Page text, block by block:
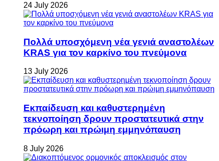
24 July 2026
Πολλά υποσχόμενη νέα γενιά αναστολέων
KRAS για τον καρκίνο του πνεύμονα
13 July 2026
Εκπαίδευση και καθυστερημένη
τεκνοποίηση δρουν προστατευτικά στην
πρόωρη και πρώιμη εμμηνόπαυση
8 July 2026